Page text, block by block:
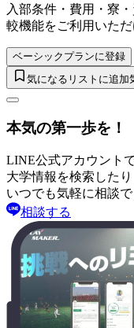
入部条件・費用・寮
較機能をご利用いただ
ベーシックプランに登録
気になるリストに追加
本気の第一歩を！
LINE公式アカウント
大学情報を検索したり
いつでも気軽に相談
相談する